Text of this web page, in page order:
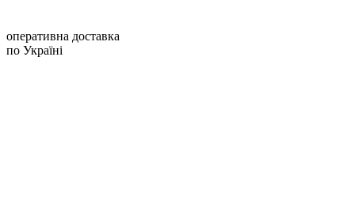
оперативна доставка
по Україні